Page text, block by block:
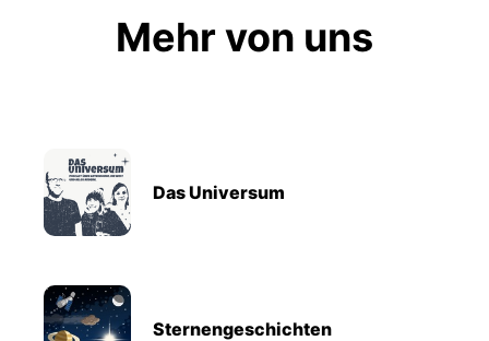
Mehr von uns
Das Universum
Sternengeschichten